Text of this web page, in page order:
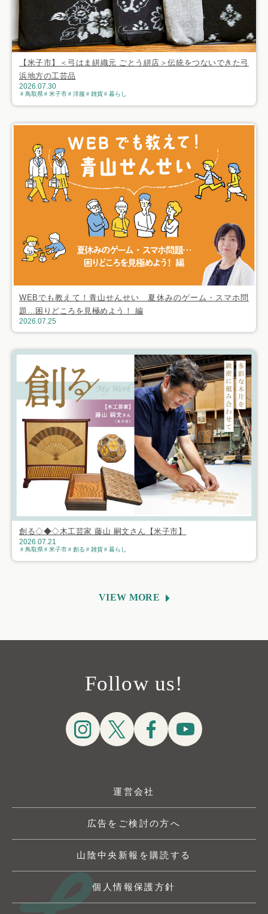
【米子市】＜弓はま絣織元 ごとう絣店＞伝統をつないできた弓
浜地方の工芸品
2026.07.30
鳥取県 米子市 洋服 雑貨 暮らし
WEBでも教えて！青山せんせい 夏休みのゲーム・スマホ問
題…困りどころを見極めよう！ 編
2026.07.25
創る◇◆◇木工芸家 藤山 嗣文さん【米子市】
2026.07.21
鳥取県 米子市 創る 雑貨 暮らし
VIEW MORE
Follow us!
運営会社
広告をご検討の方へ
山陰中央新報を購読する
個人情報保護方針